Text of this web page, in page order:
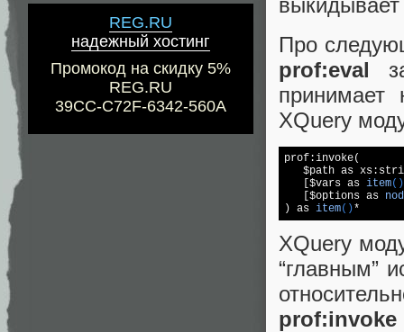
REG.RU
надежный хостинг
Промокод на скидку 5%
REG.RU
39CC-C72F-6342-560A
Про
prof:eval
XQuery
prof:invoke(
$path as
   [$
vars as item()
   [$options as
) as item()
XQuery
“главным”
prof:invoke